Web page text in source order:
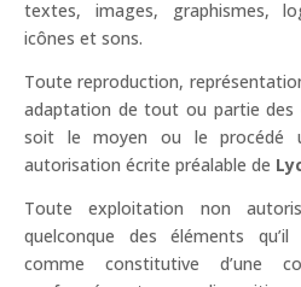
textes, images, graphismes,
icônes et sons.
Toute reproduction,
adaptation de tout ou partie des
soit le moyen ou le procédé
autorisation écrite préalable de
Toute exploitation non
quelconque des éléments
comme constitutive d’une